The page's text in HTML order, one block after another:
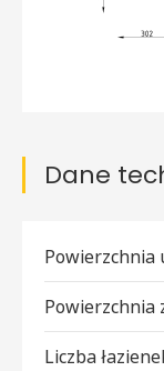
Dane
Powierzchnia
Powierzchnia
Liczba